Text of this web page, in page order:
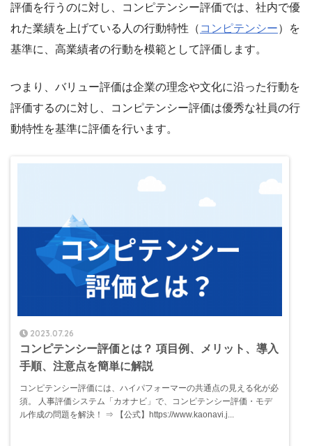
評価を行うのに対し、コンピテンシー評価では、社内で優
れた業績を上げている人の行動特性（ コンピテンシー）を
基準に、高業績者の行動を模範として評価します。
つまり、バリュー評価は企業の理念や文化に沿った行動を
評価するのに対し、コンピテンシー評価は優秀な社員の行
動特性を基準に評価を行います。
2023.07.26
コンピテンシー評価とは？ 項目例、メリット、導入
手順、注意点を簡単に解説
コンピテンシー評価には、ハイパフォーマーの共通点の見える化が必
須。 人事評価システム「カオナビ」で、コンピテンシー評価・モデ
ル作成の問題を解決！ ⇒ 【公式】https://www.kaonavi.j...